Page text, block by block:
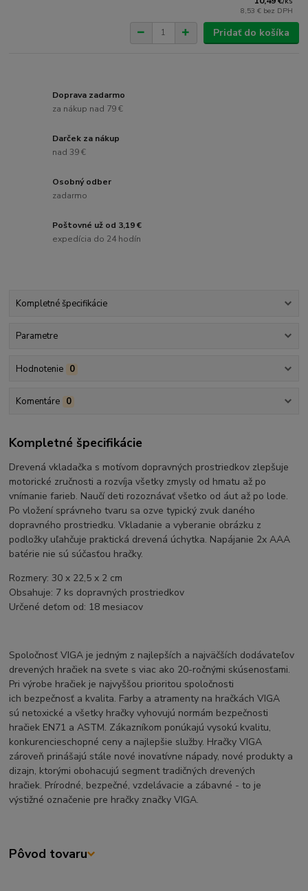
8,53 € bez DPH
Pridať do košíka
Doprava zadarmo
za nákup nad 79 €
Darček za nákup
nad 39 €
Osobný odber
zadarmo
Poštovné už od 3,19 €
expedícia do 24 hodín
Kompletné špecifikácie
Parametre
Hodnotenie 0
Komentáre 0
Kompletné špecifikácie
Drevená vkladačka s motívom dopravných prostriedkov zlepšuje
motorické zručnosti a rozvíja všetky zmysly od hmatu až po
vnímanie farieb. Naučí deti rozoznávať všetko od áut až po lode.
Po vložení správneho tvaru sa ozve typický zvuk daného
dopravného prostriedku. Vkladanie a vyberanie obrázku z
podložky uľahčuje praktická drevená úchytka. Napájanie 2x AAA
batérie nie sú súčasťou hračky.
Rozmery: 30 x 22,5 x 2 cm
Obsahuje: 7 ks dopravných prostriedkov
Určené deťom od: 18 mesiacov
Spoločnosť VIGA je jedným z najlepších a najväčších dodávateľov
drevených hračiek na svete s viac ako 20-ročnými skúsenosťami.
Pri výrobe hračiek je najvyššou prioritou spoločnosti
ich bezpečnosť a kvalita. Farby a atramenty na hračkách VIGA
sú netoxické a všetky hračky vyhovujú normám bezpečnosti
hračiek EN71 a ASTM. Zákazníkom ponúkajú vysokú kvalitu,
konkurencieschopné ceny a najlepšie služby. Hračky VIGA
zároveň prinášajú stále nové inovatívne nápady, nové produkty a
dizajn, ktorými obohacujú segment tradičných drevených
hračiek. Prírodné, bezpečné, vzdelávacie a zábavné - to je
výstižné označenie pre hračky značky VIGA.
Pôvod tovaru